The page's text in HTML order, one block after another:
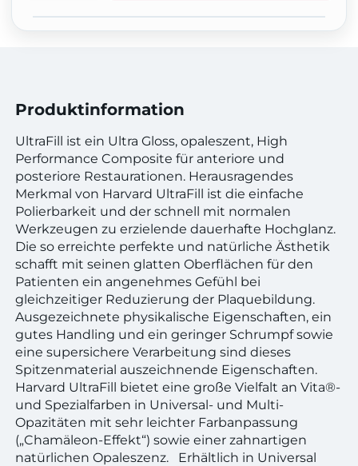
Produktinformation
UltraFill ist ein Ultra Gloss, opaleszent, High
Performance Composite für anteriore und
posteriore Restaurationen. Herausragendes
Merkmal von Harvard UltraFill ist die einfache
Polierbarkeit und der schnell mit normalen
Werkzeugen zu erzielende dauerhafte Hochglanz.
Die so erreichte perfekte und natürliche Ästhetik
schafft mit seinen glatten Oberflächen für den
Patienten ein angenehmes Gefühl bei
gleichzeitiger Reduzierung der Plaquebildung.
Ausgezeichnete physikalische Eigenschaften, ein
gutes Handling und ein geringer Schrumpf sowie
eine supersichere Verarbeitung sind dieses
Spitzenmaterial auszeichnende Eigenschaften.
Harvard UltraFill bietet eine große Vielfalt an Vita®-
und Spezialfarben in Universal- und Multi-
Opazitäten mit sehr leichter Farbanpassung
(„Chamäleon-Effekt“) sowie einer zahnartigen
natürlichen Opaleszenz. Erhältlich in Universal